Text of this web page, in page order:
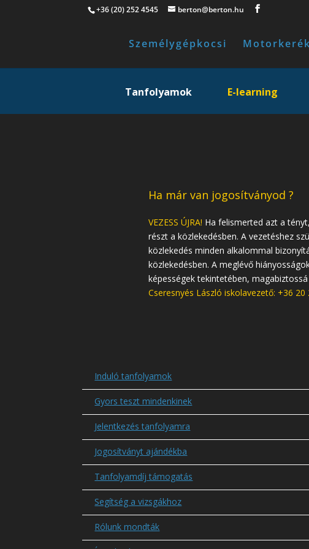
+36 (20) 252 4545 berton@berton.hu
Személygépkocsi
Tanfolyamok E-learning
Ha már van jogosítványod ?
VEZESS ÚJRA! Ha felismerted azt a
részt a közlekedésben. A vezetéshez
közlekedés minden alkalommal
közlekedésben. A meglévő
képességek tekintetében,
Cseresnyés László iskolavezető: +36 20
Induló tanfolyamok
Gyors teszt mindenkinek
Jelentkezés tanfolyamra
Jogosítványt ajándékba
Tanfolyamdíj támogatás
Segítség a vizsgákhoz
Rólunk mondták